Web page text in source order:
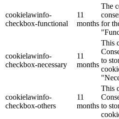
cookielawinfo-
checkbox-functional
11
months
The
for
cookielawinfo-
checkbox-necessary
11
months
This
to
cookielawinfo-
checkbox-others
11
months
This
to